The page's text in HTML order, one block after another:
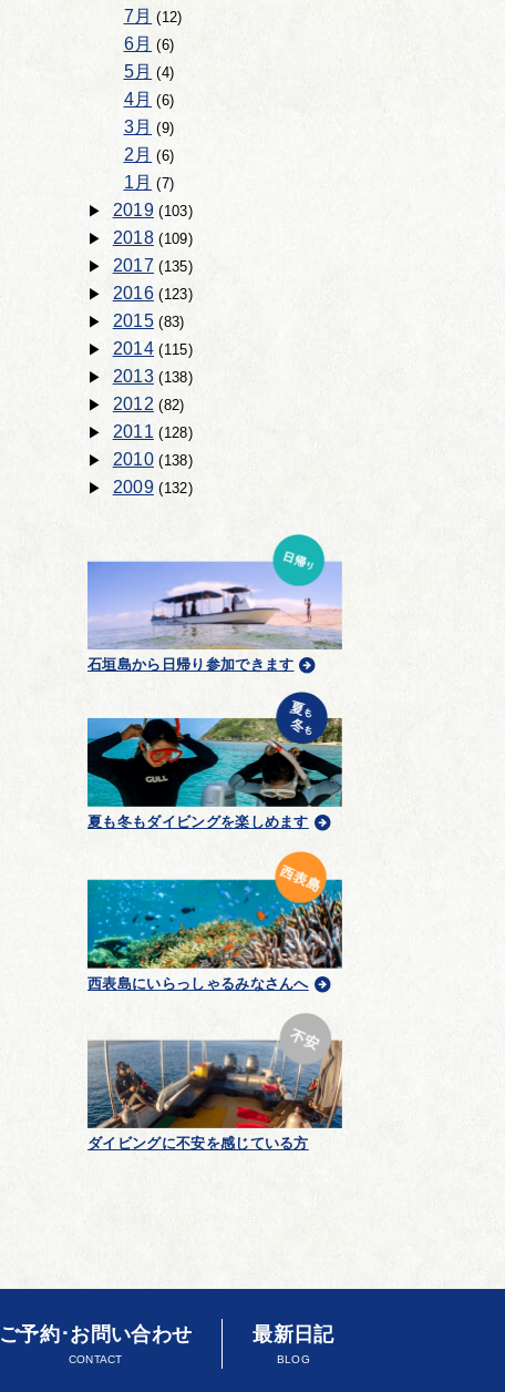
7月 (12)
6月 (6)
5月 (4)
4月 (6)
3月 (9)
2月 (6)
1月 (7)
2019(103)
2018(109)
2017 (135)
2016(123)
2015(83)
2014(115)
2013(138)
2012(82)
2011(128)
2010(138)
2009(132)
石垣島から日帰り参加できます
夏も冬もダイビングを楽しめます
西表島にいらっしゃるみなさんへ
ダイビングに不安を感じている方
ご予約･お問い合わせ
CONTACT
最新日記
BLOG